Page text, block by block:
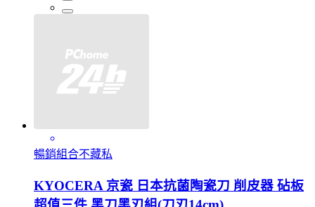
暢銷組合不藏私
KYOCERA 京瓷 日本抗菌陶瓷刀 削皮器 砧板